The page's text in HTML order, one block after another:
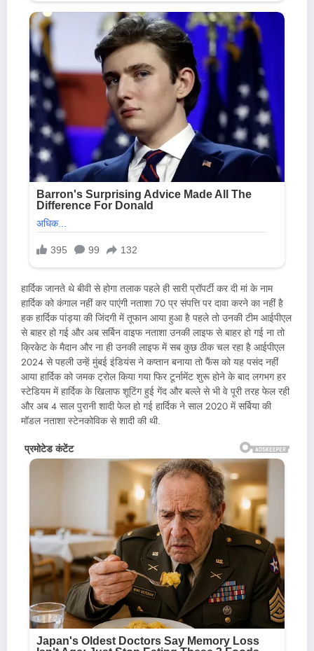
हार्दिक जानते थे बीवी से होगा तलाक पहले ही सारी प्रॉपर्टी कर दी मां के नाम
हार्दिक को कंगाल नहीं कर पाएंगी नताशा 70 प्र संपत्ति पर दावा करने का नहीं है
हक हार्दिक पांड्या की जिंदगी में तूफान आया हुआ है पहले तो उनकी टीम आईपीएल
से बाहर हो गई और अब सर्बिन वाइफ नताशा उनकी लाइफ से बाहर हो गई ना तो
क्रिकेट के मैदान और ना ही उनकी लाइफ में सब कुछ ठीक चल रहा है आईपीएल
2024 से पहली उन्हें मुंबई इंडियंस ने कप्तान बनाया तो फैंस को यह पसंद नहीं
आया हार्दिक को जमक ट्रोल किया गया फिर टूर्नामेंट शुरू होने के बाद लगभग हर
स्टेडियम में हार्दिक के खिलाफ शूटिंग हुई गेंद और बल्ले से भी वे पूरी तरह फेल रही
और अब 4 साल पुरानी शादी फेल हो गई हार्दिक ने साल 2020 में सर्बिया की
मॉडल नताशा स्टेनकोविक से शादी की थी.